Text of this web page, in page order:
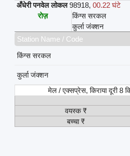
अँधेरी पनवेल लोकल 98918, 00.22 घंटे
रोज़
किंग्स सरकल
कुर्ला जंक्शन
Station Name / Code
किंग्स सरकल
कुर्ला जंक्शन
मेल / एक्सप्रेस, किराया दूरी 8
वयस्क ₹
बच्चा ₹